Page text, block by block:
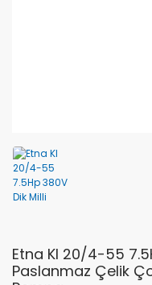
Etna KI 20/4-55
Paslanmaz Çelik